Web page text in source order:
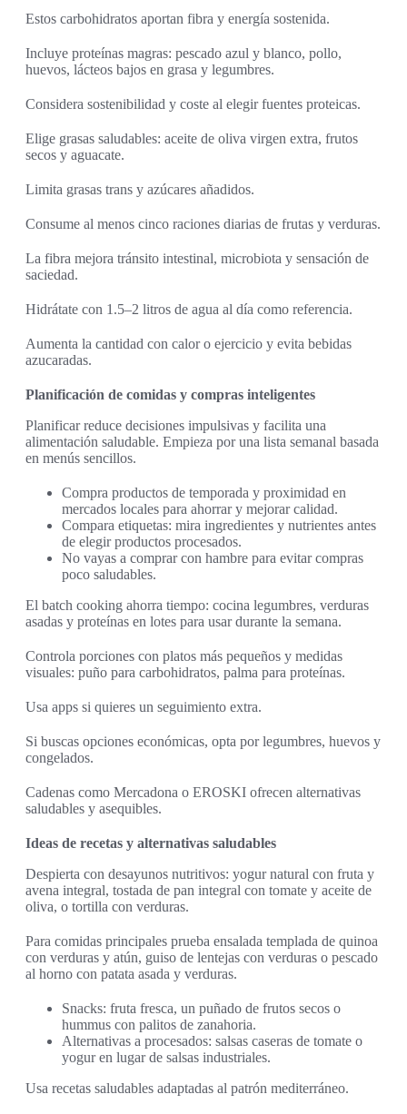
Estos carbohidratos aportan fibra y energía sostenida.
Incluye proteínas magras: pescado azul y blanco, pollo,
huevos, lácteos bajos en grasa y legumbres.
Considera sostenibilidad y coste al elegir fuentes proteicas.
Elige grasas saludables: aceite de oliva virgen extra, frutos
secos y aguacate.
Limita grasas trans y azúcares añadidos.
Consume al menos cinco raciones diarias de frutas y verduras.
La fibra mejora tránsito intestinal, microbiota y sensación de
saciedad.
Hidrátate con 1.5–2 litros de agua al día como referencia.
Aumenta la cantidad con calor o ejercicio y evita bebidas
azucaradas.
Planificación de comidas y compras inteligentes
Planificar reduce decisiones impulsivas y facilita una
alimentación saludable. Empieza por una lista semanal basada
en menús sencillos.
Compra productos de temporada y proximidad en
mercados locales para ahorrar y mejorar calidad.
Compara etiquetas: mira ingredientes y nutrientes antes
de elegir productos procesados.
No vayas a comprar con hambre para evitar compras
poco saludables.
El batch cooking ahorra tiempo: cocina legumbres, verduras
asadas y proteínas en lotes para usar durante la semana.
Controla porciones con platos más pequeños y medidas
visuales: puño para carbohidratos, palma para proteínas.
Usa apps si quieres un seguimiento extra.
Si buscas opciones económicas, opta por legumbres, huevos y
congelados.
Cadenas como Mercadona o EROSKI ofrecen alternativas
saludables y asequibles.
Ideas de recetas y alternativas saludables
Despierta con desayunos nutritivos: yogur natural con fruta y
avena integral, tostada de pan integral con tomate y aceite de
oliva, o tortilla con verduras.
Para comidas principales prueba ensalada templada de quinoa
con verduras y atún, guiso de lentejas con verduras o pescado
al horno con patata asada y verduras.
Snacks: fruta fresca, un puñado de frutos secos o
hummus con palitos de zanahoria.
Alternativas a procesados: salsas caseras de tomate o
yogur en lugar de salsas industriales.
Usa recetas saludables adaptadas al patrón mediterráneo.